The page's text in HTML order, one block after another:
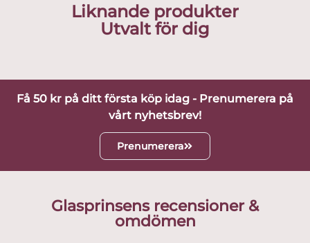
Liknande produkter
Utvalt för dig
Få 50 kr på ditt första köp idag - Prenumerera på
vårt nyhetsbrev!
Prenumerera
Glasprinsens recensioner &
omdömen